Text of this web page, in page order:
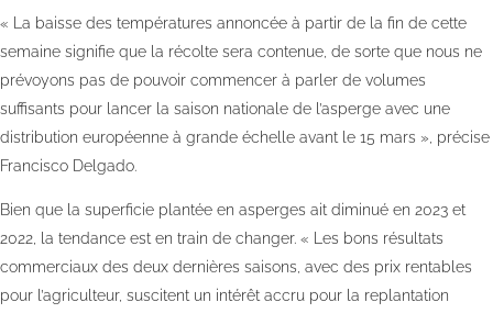
« La baisse des températures annoncée à partir de la fin de cette
semaine signifie que la récolte sera contenue, de sorte que nous ne
prévoyons pas de pouvoir commencer à parler de volumes
suffisants pour lancer la saison nationale de l’asperge avec une
distribution européenne à grande échelle avant le 15 mars », précise
Francisco Delgado.
Bien que la superficie plantée en asperges ait diminué en 2023 et
2022, la tendance est en train de changer. « Les bons résultats
commerciaux des deux dernières saisons, avec des prix rentables
pour l’agriculteur, suscitent un intérêt accru pour la replantation